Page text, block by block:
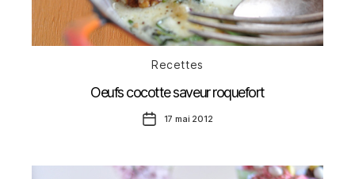
Catégories
Recettes
Oeufs cocotte saveur roquefort
Date17 mai 2012